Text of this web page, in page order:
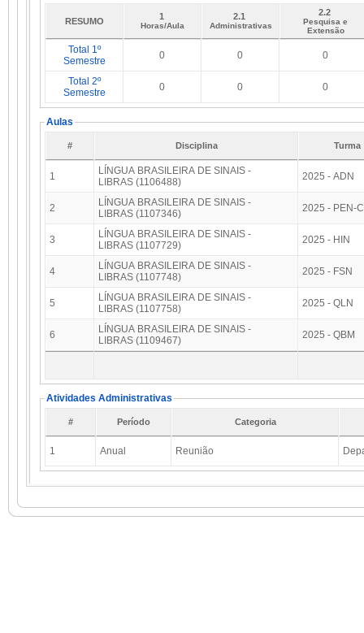
RESUMO 1
Horas/Aula
2.1
Administrativas
2.2
Pesquisa e
Extensão
Total 1º
Semestre
0 0 0
Total 2º
Semestre
0 0 0
Aulas
# Disciplina Turma
1
LÍNGUA BRASILEIRA DE SINAIS -
LIBRAS (1106488)
2025 - ADN
2
LÍNGUA BRASILEIRA DE SINAIS -
LIBRAS (1107346)
2025 - PEN-C
3
LÍNGUA BRASILEIRA DE SINAIS -
LIBRAS (1107729)
2025 - HIN
4
LÍNGUA BRASILEIRA DE SINAIS -
LIBRAS (1107748)
2025 - FSN
5
LÍNGUA BRASILEIRA DE SINAIS -
LIBRAS (1107758)
2025 - QLN
6
LÍNGUA BRASILEIRA DE SINAIS -
LIBRAS (1109467)
2025 - QBM
Atividades Administrativas
# Período Categoria
1 Anual Reunião